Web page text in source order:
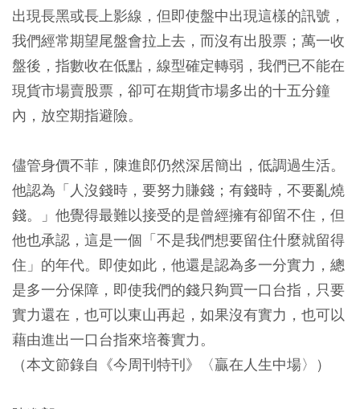
出現長黑或長上影線，但即使盤中出現這樣的訊號，
我們經常期望尾盤會拉上去，而沒有出股票；萬一收
盤後，指數收在低點，線型確定轉弱，我們已不能在
現貨市場賣股票，卻可在期貨市場多出的十五分鐘
內，放空期指避險。
儘管身價不菲，陳進郎仍然深居簡出，低調過生活。
他認為「人沒錢時，要努力賺錢；有錢時，不要亂燒
錢。」他覺得最難以接受的是曾經擁有卻留不住，但
他也承認，這是一個「不是我們想要留住什麼就留得
住」的年代。即使如此，他還是認為多一分實力，總
是多一分保障，即使我們的錢只夠買一口台指，只要
實力還在，也可以東山再起，如果沒有實力，也可以
藉由進出一口台指來培養實力。
（本文節錄自《今周刊特刊》〈贏在人生中場〉）